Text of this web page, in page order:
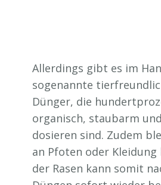
Allerdings gibt es im
sogenannte
Dünger, die
organisch, staubarm
dosieren sind. Zudem
an Pfoten oder
der Rasen kann somit